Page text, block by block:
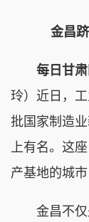
金昌
每日甘
玲）近日，
批国家制造
上有名。这
产基地的城
金昌不仅